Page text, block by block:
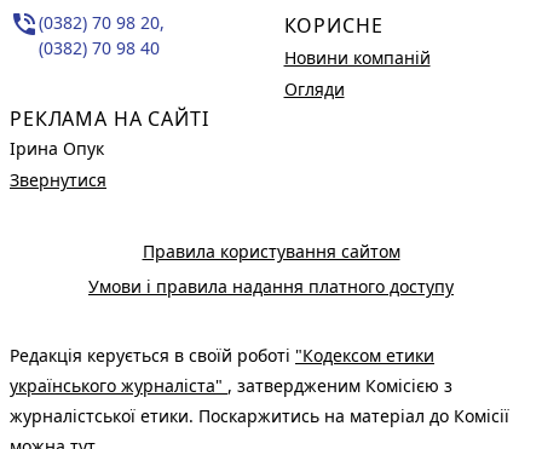
phone_in_talk(0382) 70 98 20,
(0382) 70 98 40
РЕКЛАМА НА САЙТІ
Ірина Опук
Звернутися
КОРИСНЕ
Новини компаній
Огляди
Правила користування сайтом
Умови і правила надання платного доступу
Редакція керується в своїй роботі "Кодексом етики
українського журналіста" , затвердженим Комісією з
журналістської етики. Поскаржитись на матеріал до Комісії